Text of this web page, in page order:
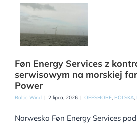
Føn Energy Services z
serwisowym na morskiej
Power
Baltic Wind | 2 lipca, 2026 | OFFSHORE, POLSKA,
Norweska Føn Energy Services